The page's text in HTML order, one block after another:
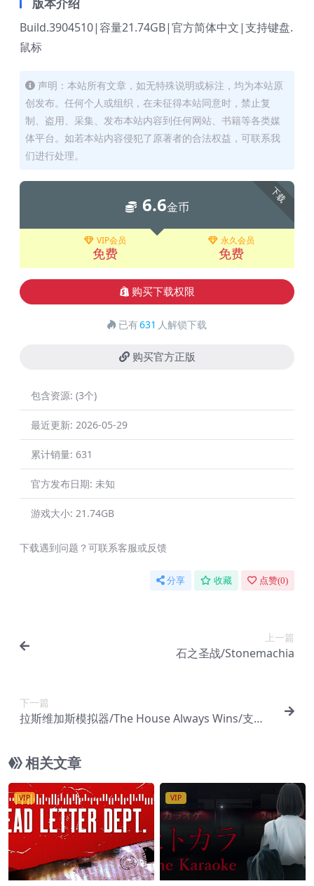
Build.3904510|容量21.74GB|官方简体中文|支持键盘.
鼠标
声明：本站所有文章，如无特殊说明或标注，均为本站原
创发布。任何个人或组织，在未征得本站同意时，禁止复
制、盗用、采集、发布本站内容到任何网站、书籍等各类媒
体平台。如若本站内容侵犯了原著者的合法权益，可联系我
们进行处理。
下载
6.6金币
VIP会员
免费
永久会员
免费
购买下载权限
已有631 人解锁下载
购买官方正版
包含资源: (3个)
最近更新: 2026-05-29
累计销量: 631
官方发布日期: 未知
游戏大小: 21.74GB
下载遇到问题？可联系客服或反馈
分享 收藏 点赞(0)
上一篇
石之圣战/Stonemachia
下一篇
拉斯维加斯模拟器/The House Always Wins/支持
相关文章
VIP VIP